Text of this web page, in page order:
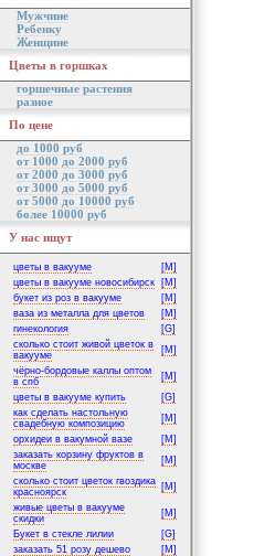
Мужчине
Ребенку
Женщине
Цветы в горшках
горшечные растения
разное
По цене
до 1000 руб
от 1000 до 2000 руб
от 2000 до 3000 руб
от 3000 до 5000 руб
от 5000 до 10000 руб
более 10000 руб
У нас ищут
цветы в вакууме
[M]
цветы в вакууме новосибирск
[M]
букет из роз в вакууме
[M]
ваза из металла для цветов
[M]
гинекология
[G]
сколько стоит живой цветок в
вакууме
[M]
чёрно-бордовые каллы оптом
в спб
[M]
цветы в вакууме купить
[G]
как сделать настольную
свадебную композицию
[M]
орхидеи в вакумной вазе
[M]
заказать корзину фруктов в
москве
[M]
сколько стоит цветок гвоздика
красноярск
[M]
живые цветы в вакууме
скидки
[M]
Букет в стекле лилии
[G]
заказать 51 розу дешево
[M]